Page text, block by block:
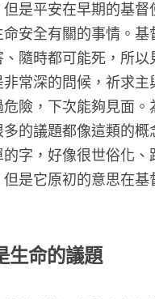
是平安在早期的基督
安全有關的事情。基
隨時都可能死，所以
常深的問候，祈求主
險，下次能夠見面。
的議題都像這類的概
字，好像很世俗化、
是它原初的意思在基
生命的議題